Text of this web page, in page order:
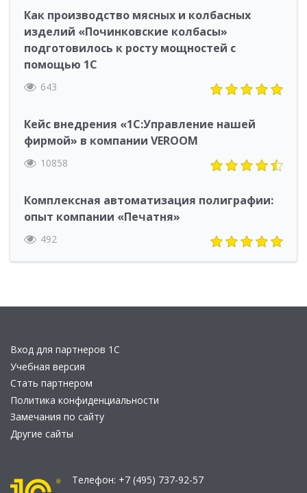
Как производство мясных и колбасных
изделий «Починковские колбасы»
подготовилось к росту мощностей с
помощью 1С
643
Кейс внедрения «1С:Управление нашей
фирмой» в компании VEROOM
10858
Комплексная автоматизация полиграфии:
опыт компании «Печатня»
492
Вход для партнеров 1С
Учебная версия
Стать партнером
Политика конфиденциальности
Замечания по сайту
Другие сайты
Телефон: +7 (495) 737-92-57